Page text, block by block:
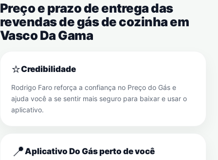
Preço e prazo de entrega das
revendas de gás de cozinha em
Vasco Da Gama
⭐Credibilidade
Rodrigo Faro reforça a confiança no Preço do Gás e
ajuda você a se sentir mais seguro para baixar e usar o
aplicativo.
📍Aplicativo Do Gás perto de você